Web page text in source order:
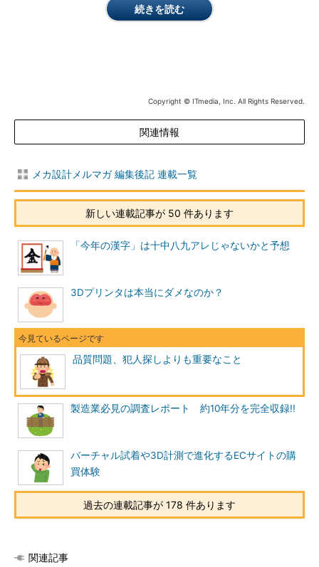
続きを読む
Copyright © ITmedia, Inc. All Rights Reserved.
関連情報
メカ設計メルマガ 編集後記 連載一覧
新しい連載記事が 50 件あります
「今年の漢字」は十中八九アレじゃないかと予想
3Dプリンタは本当にダメなのか？
品質問題、犯人探しよりも重要なこと
製造業必見の調査レポート 約10年分を完全収録!!
バーチャル試着や3D計測で進化するECサイトの購
買体験
過去の連載記事が 178 件あります
関連記事